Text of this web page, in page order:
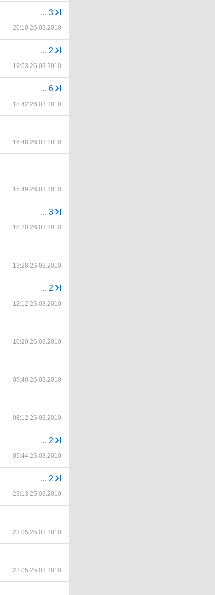
... 3
20:10 26.03.2010
... 2
19:53 26.03.2010
... 6
18:42 26.03.2010
16:48 26.03.2010
15:49 26.03.2010
... 3
15:20 26.03.2010
13:28 26.03.2010
... 2
12:12 26.03.2010
10:20 26.03.2010
09:40 26.03.2010
08:12 26.03.2010
... 2
05:44 26.03.2010
... 2
23:13 25.03.2010
23:05 25.03.2010
22:05 25.03.2010